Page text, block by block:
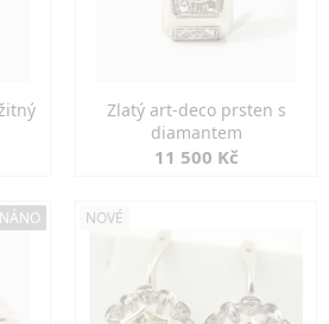
Zlatý art-deco prsten s
diamantem
11 500 Kč
NOVÉ